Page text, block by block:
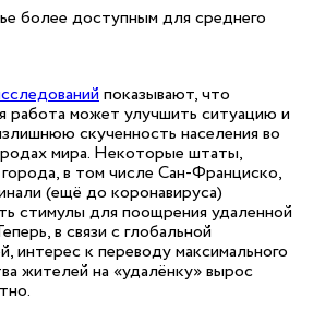
более доступным для среднего
показывают, что
работа может улучшить ситуацию и
скученность населения во
мира. Некоторые штаты,
в том числе Сан-Франциско,
(ещё до коронавируса)
стимулы для поощрения удаленной
в связи с глобальной
интерес к переводу максимального
жителей на «удалёнку» вырос